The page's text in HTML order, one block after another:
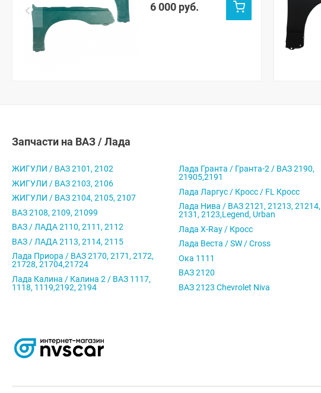
6 000 руб.
Запчасти на ВАЗ / Лада
ЖИГУЛИ / ВАЗ 2101, 2102
ЖИГУЛИ / ВАЗ 2103, 2106
ЖИГУЛИ / ВАЗ 2104, 2105, 2107
ВАЗ 2108, 2109, 21099
ВАЗ / ЛАДА 2110, 2111, 2112
ВАЗ / ЛАДА 2113, 2114, 2115
Лада Приора / ВАЗ 2170, 2171, 2172,
21728, 21704,21724
Лада Калина / Калина 2 / ВАЗ 1117,
1118, 1119,2192, 2194
Лада Гранта / Гранта-2 / ВАЗ 2190,
21905,2191
Лада Ларгус / Кросс / FL Кросс
Лада Нива / ВАЗ 2121, 21213, 21214,
2131, 2123,Legend, Urban
Лада X-Ray / Кросс
Лада Веста / SW / Cross
Ока 1111
ВАЗ 2120
ВАЗ 2123 Chevrolet Niva